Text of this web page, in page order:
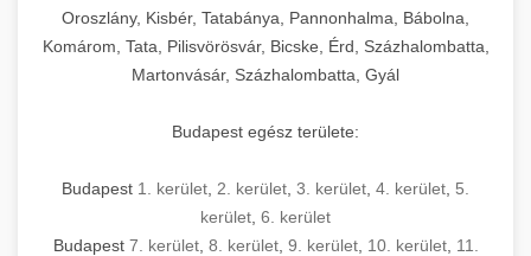
Oroszlány, Kisbér, Tatabánya, Pannonhalma, Bábolna,
Komárom, Tata, Pilisvörösvár, Bicske, Érd, Százhalombatta,
Martonvásár, Százhalombatta, Gyál
Budapest egész területe:
Budapest 1. kerület 2. kerület 3. kerület 4. kerület 5.
kerület 6. kerület
Budapest 7. kerület, 8. kerület, 9. kerület, 10. kerület, 11.